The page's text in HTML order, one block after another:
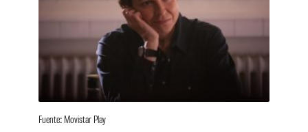
Fuente: Movistar Play